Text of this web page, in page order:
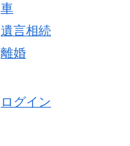
車
遺言相続
離婚
ログイン